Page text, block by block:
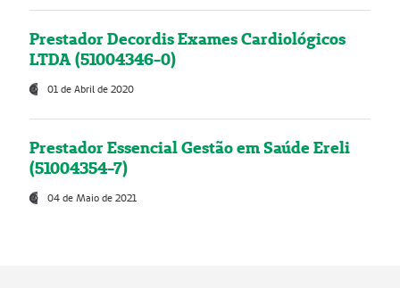
Prestador Decordis Exames Cardiológicos
LTDA (51004346-0)
01 de Abril de 2020
Prestador Essencial Gestão em Saúde Ereli
(51004354-7)
04 de Maio de 2021